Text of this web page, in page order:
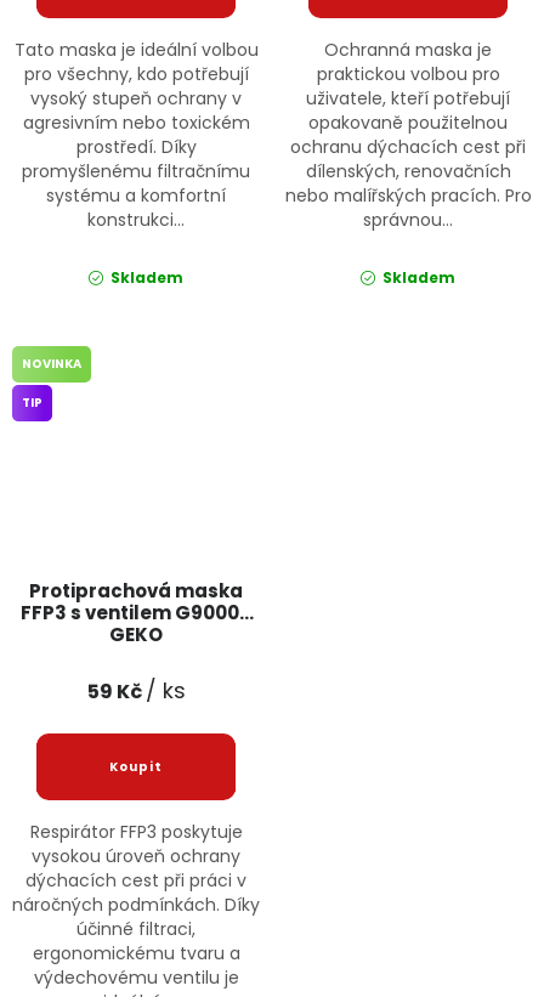
Tato maska je ideální volbou
pro všechny, kdo potřebují
vysoký stupeň ochrany v
agresivním nebo toxickém
prostředí. Díky
promyšlenému filtračnímu
systému a komfortní
konstrukci...
Skladem
Ochranná maska je
praktickou volbou pro
uživatele, kteří potřebují
opakovaně použitelnou
ochranu dýchacích cest při
dílenských, renovačních
nebo malířských pracích. Pro
správnou...
Skladem
Protiprachová maska
FFP3 s ventilem G90008
GEKO
NOVINKA
TIP
59 Kč/ ks
Respirátor FFP3 poskytuje
vysokou úroveň ochrany
dýchacích cest při práci v
náročných podmínkách. Díky
účinné filtraci,
ergonomickému tvaru a
výdechovému ventilu je